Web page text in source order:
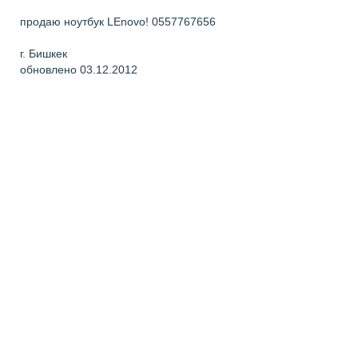
продаю ноутбук LEnovo! 0557767656
г. Бишкек
обновлено 03.12.2012